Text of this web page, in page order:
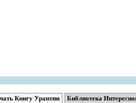
Книгу Урантии Библиотека